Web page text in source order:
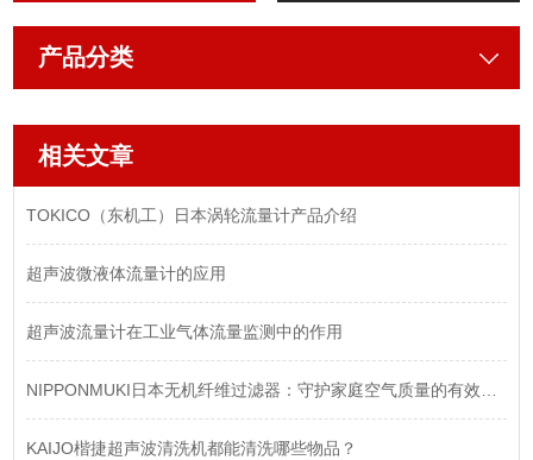
产品分类
相关文章
TOKICO（东机工）日本涡轮流量计产品介绍
超声波微液体流量计的应用
超声波流量计在工业气体流量监测中的作用
NIPPONMUKI日本无机纤维过滤器：守护家庭空气质量的有效工具
KAIJO楷捷超声波清洗机都能清洗哪些物品？